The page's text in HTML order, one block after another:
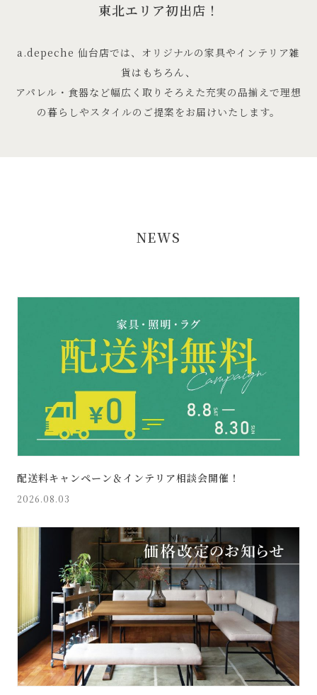
東北エリア初出店！
a.depeche 仙台店では、オリジナルの家具やインテリア雑
貨はもちろん、
アパレル・食器など幅広く取りそろえた充実の品揃えで理想
の暮らしやスタイルのご提案をお届けいたします。
NEWS
配送料キャンペーン＆インテリア相談会開催！
2026.08.03